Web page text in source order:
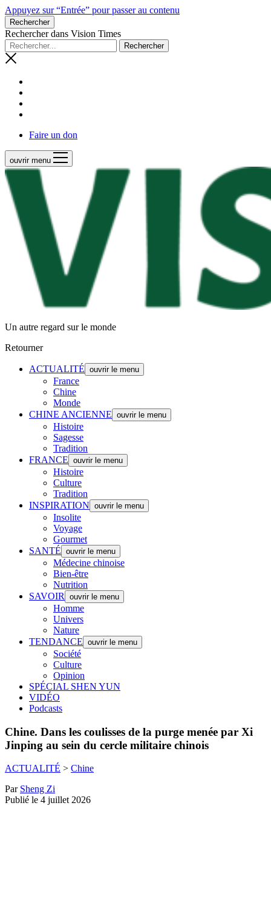
Appuyez sur “Entrée” pour passer au contenu
Rechercher
Rechercher dans Vision Times
Faire un don
ouvrir menu
Un autre regard sur le monde
Retourner
ACTUALITÉ ouvrir le menu
France
Chine
Monde
CHINE ANCIENNE ouvrir le menu
Histoire
Sagesse
Tradition
FRANCE ouvrir le menu
Histoire
Culture
Tradition
INSPIRATION ouvrir le menu
Insolite
Voyage
Gourmet
SANTÉ ouvrir le menu
Médecine chinoise
Bien-être
Nutrition
SAVOIR
ouvrir le menu
Homme
Univers
Nature
TENDANCE ouvrir le menu
Société
Culture
Opinion
SPÉCIAL SHEN YUN
VIDÉO
Podcasts
Chine. Dans les coulisses de la purge menée par Xi
Jinping au sein du cercle militaire chinois
ACTUALITÉ > Chine
Par Sheng Zi
Publié le 4 juillet 2026